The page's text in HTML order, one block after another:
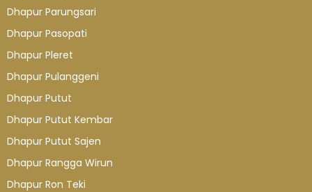
Dhapur Parungsari
Dhapur Pasopati
Dhapur Pleret
Dhapur Pulanggeni
Dhapur Putut
Dhapur Putut Kembar
Dhapur Putut Sajen
Dhapur Rangga Wirun
Dhapur Ron Teki